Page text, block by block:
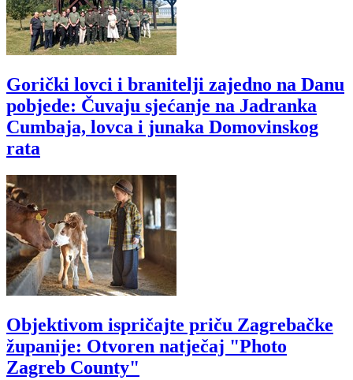
Gorički lovci i branitelji zajedno na Danu
pobjede: Čuvaju sjećanje na Jadranka
Cumbaja, lovca i junaka Domovinskog
rata
Objektivom ispričajte priču Zagrebačke
županije: Otvoren natječaj "Photo
Zagreb County"